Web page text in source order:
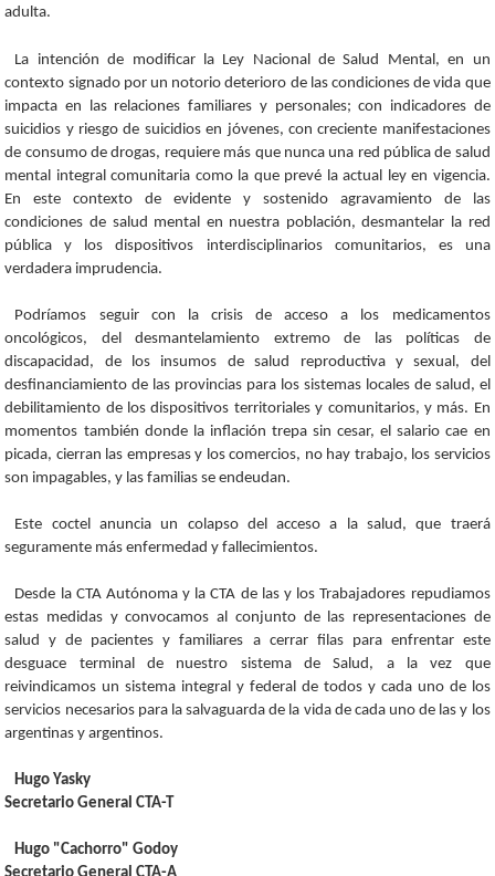
adulta.
La intención de modificar la Ley Nacional de Salud Mental, en un
contexto signado por un notorio deterioro de las condiciones de vida que
impacta en las relaciones familiares y personales; con indicadores de
suicidios y riesgo de suicidios en jóvenes, con creciente manifestaciones
de consumo de drogas, requiere más que nunca una red pública de salud
mental integral comunitaria como la que prevé la actual ley en vigencia.
En este contexto de evidente y sostenido agravamiento de las
condiciones de salud mental en nuestra población, desmantelar la red
pública y los dispositivos interdisciplinarios comunitarios, es una
verdadera imprudencia.
Podríamos seguir con la crisis de acceso a los medicamentos
oncológicos, del desmantelamiento extremo de las políticas de
discapacidad, de los insumos de salud reproductiva y sexual, del
desfinanciamiento de las provincias para los sistemas locales de salud, el
debilitamiento de los dispositivos territoriales y comunitarios, y más. En
momentos también donde la inflación trepa sin cesar, el salario cae en
picada, cierran las empresas y los comercios, no hay trabajo, los servicios
son impagables, y las familias se endeudan.
Este coctel anuncia un colapso del acceso a la salud, que traerá
seguramente más enfermedad y fallecimientos.
Desde la CTA Autónoma y la CTA de las y los Trabajadores repudiamos
estas medidas y convocamos al conjunto de las representaciones de
salud y de pacientes y familiares a cerrar filas para enfrentar este
desguace terminal de nuestro sistema de Salud, a la vez que
reivindicamos un sistema integral y federal de todos y cada uno de los
servicios necesarios para la salvaguarda de la vida de cada uno de las y los
argentinas y argentinos.
Hugo Yasky
Secretario General CTA-T
Hugo "Cachorro" Godoy